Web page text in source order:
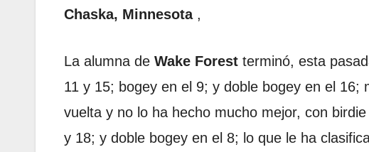
Chaska, Minnesota,
La alumna de Wake Forest terminó, esta
11 y 15; bogey en el 9; y doble bogey en el
vuelta y no lo ha hecho mucho mejor, con
y 18; y doble bogey en el 8; lo que le ha